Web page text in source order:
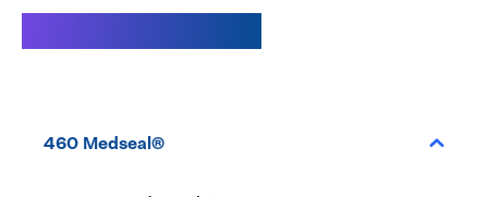
460 Medseal®